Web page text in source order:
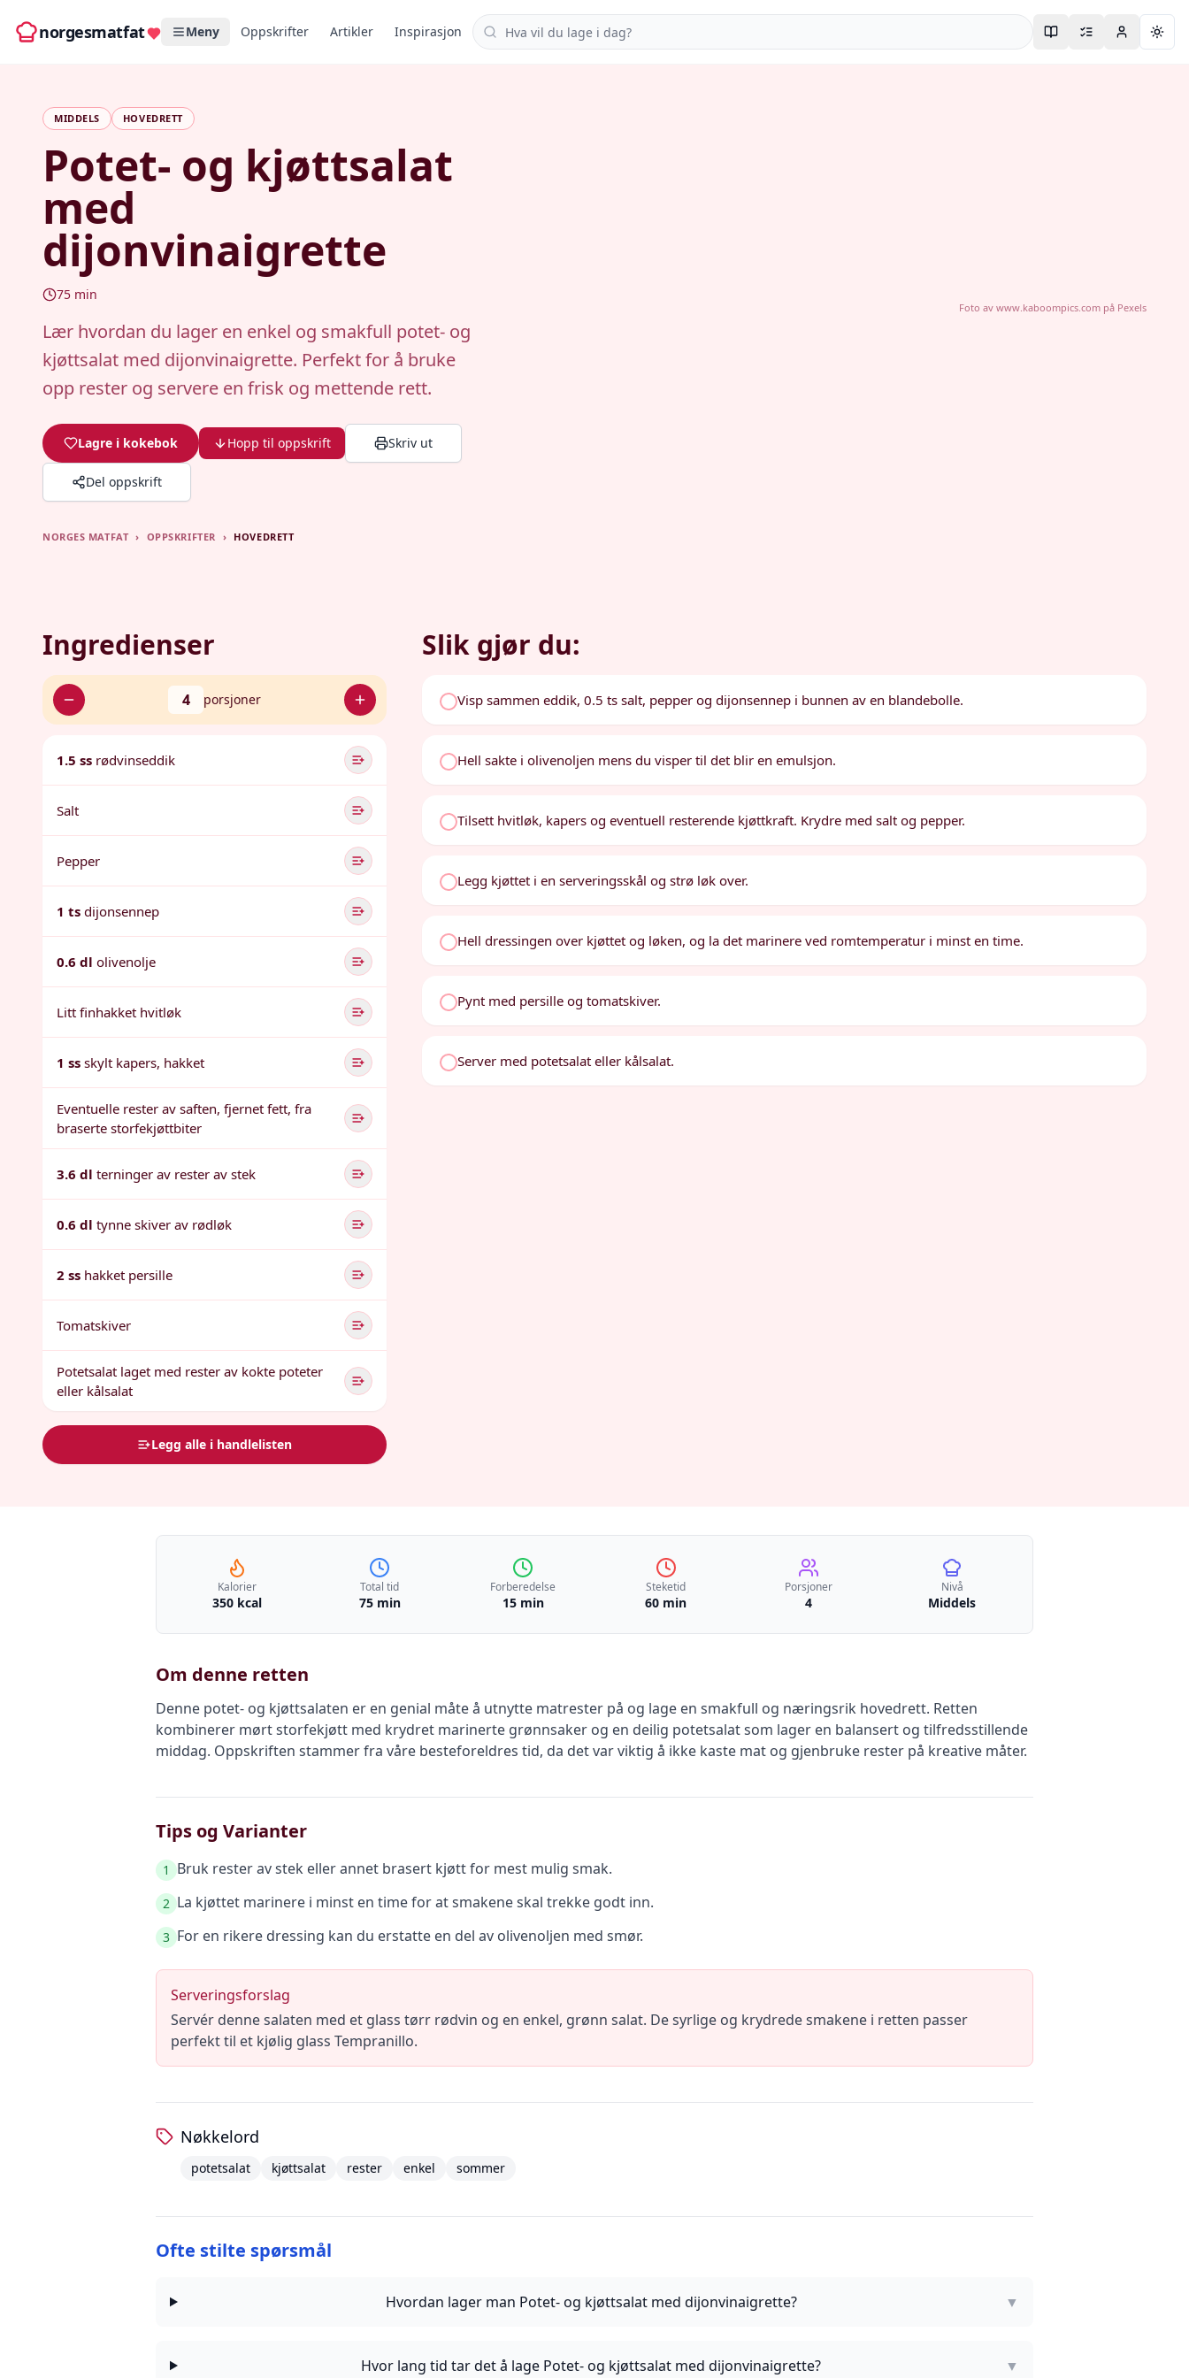
norgesmatfat Meny Oppskrifter Artikler Inspirasjon Søk i oppskrifter
MIDDELS HOVEDRETT
Potet- og kjøttsalat
med
dijonvinaigrette
75 min
Lær hvordan du lager en enkel og smakfull potet- og
kjøttsalat med dijonvinaigrette. Perfekt for å bruke
opp rester og servere en frisk og mettende rett.
Lagre i kokebok Hopp til oppskrift Skriv ut
Del oppskrift
Foto av www.kaboompics.compå Pexels
NORGES MATFAT › OPPSKRIFTER › HOVEDRETT
Ingredienser
4 porsjoner
1.5 ss rødvinseddik
Salt
Pepper
1 ts dijonsennep
0.6 dl olivenolje
Litt finhakket hvitløk
1 ss skylt kapers, hakket
Eventuelle rester av saften, fjernet fett, fra
braserte storfekjøttbiter
3.6 dl terninger av rester av stek
0.6 dl tynne skiver av rødløk
2 ss hakket persille
Tomatskiver
Potetsalat laget med rester av kokte poteter
eller kålsalat
Legg alle i handlelisten
Slik gjør du:
Visp sammen eddik, 0.5 ts salt, pepper og dijonsennep i bunnen av en blandebolle.
Hell sakte i olivenoljen mens du visper til det blir en emulsjon.
Tilsett hvitløk, kapers og eventuell resterende kjøttkraft. Krydre med salt og pepper.
Legg kjøttet i en serveringsskål og strø løk over.
Hell dressingen over kjøttet og løken, og la det marinere ved romtemperatur i minst en time.
Pynt med persille og tomatskiver.
Server med potetsalat eller kålsalat.
Kalorier
350 kcal
Total tid
75 min
Forberedelse
15 min
Steketid
60 min
Porsjoner
4
Nivå
Middels
Om denne retten
Denne potet- og kjøttsalaten er en genial måte å utnytte matrester på og lage en smakfull og næringsrik hovedrett. Retten
kombinerer mørt storfekjøtt med krydret marinerte grønnsaker og en deilig potetsalat som lager en balansert og tilfredsstillende
middag. Oppskriften stammer fra våre besteforeldres tid, da det var viktig å ikke kaste mat og gjenbruke rester på kreative måter.
Tips og Varianter
1 Bruk rester av stek eller annet brasert kjøtt for mest mulig smak.
2 La kjøttet marinere i minst en time for at smakene skal trekke godt inn.
3 For en rikere dressing kan du erstatte en del av olivenoljen med smør.
Serveringsforslag
Servér denne salaten med et glass tørr rødvin og en enkel, grønn salat. De syrlige og krydrede smakene i retten passer
perfekt til et kjølig glass Tempranillo.
Nøkkelord
potetsalat kjøttsalat rester enkel sommer
Ofte stilte spørsmål
Hvordan lager man Potet- og kjøttsalat med dijonvinaigrette? ▼
Hvor lang tid tar det å lage Potet- og kjøttsalat med dijonvinaigrette? ▼